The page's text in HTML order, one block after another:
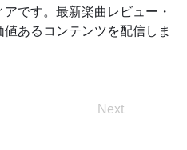
です。最新楽曲レビュー・
あるコンテンツを配信しま
Next